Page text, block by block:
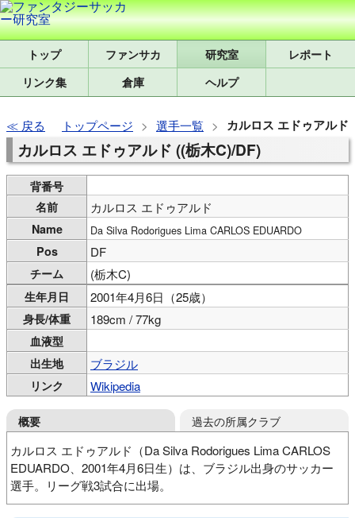
トップ 研究室
レポート
リンク集
倉庫 ヘルプ
戻る トップページ 選手一覧 カルロス エドゥアルド
カルロス エドゥアルド ((栃木C)/DF)
背番号
名前
カルロス エドゥアルド
Name Da Silva Rodorigues Lima CARLOS EDUARDO
Pos DF
チーム (栃木C)
生年月日 2001年4月6日（25歳）
身長/体重 189cm / 77kg
血液型
出生地
ブラジル
リンク Wikipedia
概要
カルロス エドゥアルド（Da Silva Rodorigues Lima CARLOS
EDUARDO、2001年4月6日生）は、ブラジル出身のサッカー
選手。リーグ戦3試合に出場。
過去の所属クラブ